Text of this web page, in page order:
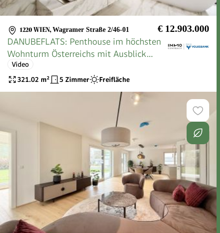
1220 WIEN, Wagramer Straße 2/46-01 € 12.903.000
DANUBEFLATS: Penthouse im höchsten
Wohnturm Österreichs mit Ausblick
wohin das Auge reicht - NEW
Video
321.02 m² 5 Zimmer Freifläche